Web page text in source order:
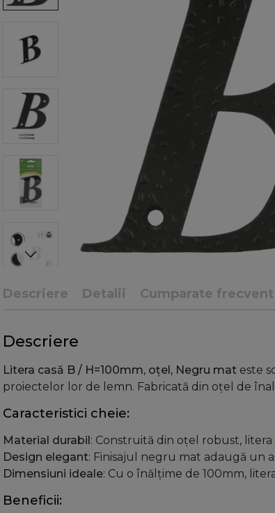
Descriere Detalii Cumparate
Descriere
Litera casă B / H=100mm, oțel, Negru mat este
proiectelor lor de lemn. Fabricată din oțel de
Caracteristici cheie:
Material durabil: Construită din oțel robust,
Design elegant: Finisajul negru mat adaugă un
Dimensiuni ideale: Cu o înălțime de 100mm,
Beneficii: